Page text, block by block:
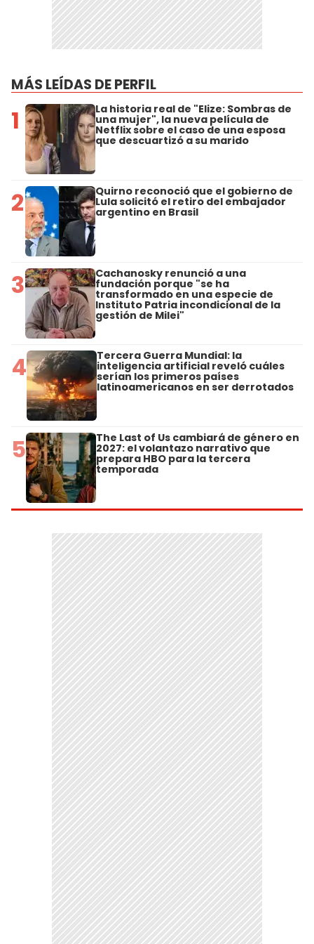
MÁS LEÍDAS DE PERFIL
1 La historia real de "Elize: Sombras de
una mujer", la nueva película de
Netflix sobre el caso de una esposa
que descuartizó a su marido
2 Quirno reconoció que el gobierno de
Lula solicitó el retiro del embajador
argentino en Brasil
3 Cachanosky renunció a una
fundación porque "se ha
transformado en una especie de
Instituto Patria incondicional de la
gestión de Milei"
4 Tercera Guerra Mundial: la
inteligencia artificial reveló cuáles
serían los primeros países
latinoamericanos en ser derrotados
5 The Last of Us cambiará de género en
2027: el volantazo narrativo que
prepara HBO para la tercera
temporada